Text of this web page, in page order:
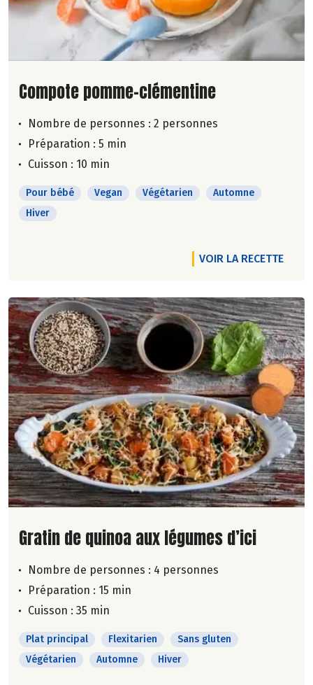
Lire la suite de la recette
Compote pomme-clémentine
Nombre de personnes : 2 personnes
Préparation : 5 min
Cuisson : 10 min
Pour bébé Vegan Végétarien
Automne
Hiver
VOIR LA RECETTE
Lire la suite de la recette
Gratin de quinoa aux légumes d’ici
Nombre de personnes : 4 personnes
Préparation : 15 min
Cuisson : 35 min
Plat principal Flexitarien
Sans gluten
Végétarien
Automne Hiver